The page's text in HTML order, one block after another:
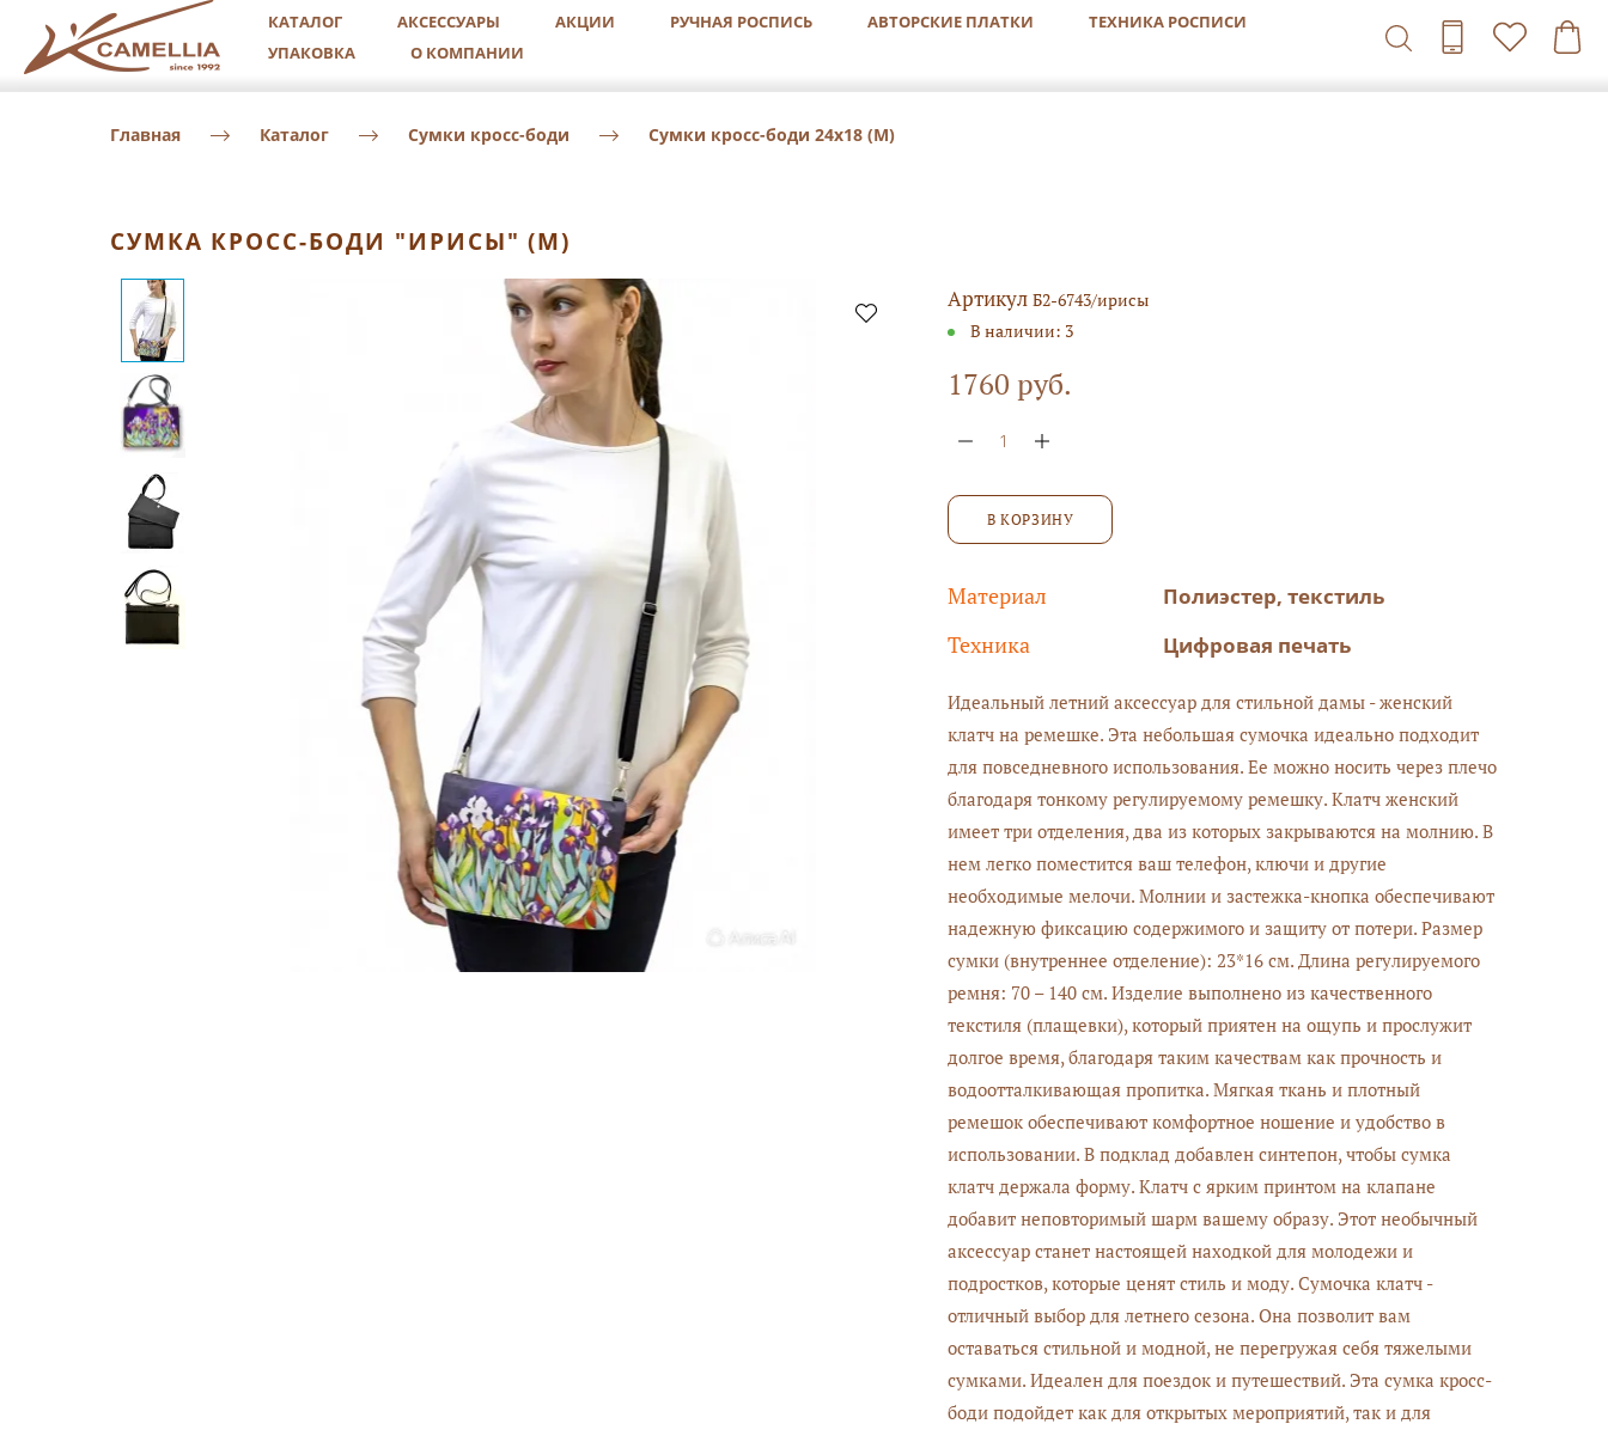
КАТАЛОГ АКСЕССУАРЫ АКЦИИ РУЧНАЯ РОСПИСЬ АВТОРСКИЕ ПЛАТКИ
ТЕХНИКА РОСПИСИ
УПАКОВКА
О КОМПАНИИ
Главная Каталог Сумки кросс-боди Сумки кросс-боди 24х18 (М)
СУМКА КРОСС-БОДИ "ИРИСЫ" (М)
Артикул Б2-6743/ирисы
В наличии: 3
1760 руб.
В КОРЗИНУ
Материал Полиэстер, текстиль
Техника Цифровая печать
Идеальный летний аксессуар для стильной дамы - женский
клатч на ремешке. Эта небольшая сумочка идеально подходит
для повседневного использования. Ее можно носить через плечо
благодаря тонкому регулируемому ремешку. Клатч женский
имеет три отделения, два из которых закрываются на молнию. В
нем легко поместится ваш телефон, ключи и другие
необходимые мелочи. Молнии и застежка-кнопка обеспечивают
надежную фиксацию содержимого и защиту от потери. Размер
сумки (внутреннее отделение): 23*16 см. Длина регулируемого
ремня: 70 – 140 см. Изделие выполнено из качественного
текстиля (плащевки), который приятен на ощупь и прослужит
долгое время, благодаря таким качествам как прочность и
водоотталкивающая пропитка. Мягкая ткань и плотный
ремешок обеспечивают комфортное ношение и удобство в
использовании. В подклад добавлен синтепон, чтобы сумка
клатч держала форму. Клатч с ярким принтом на клапане
добавит неповторимый шарм вашему образу. Этот необычный
аксессуар станет настоящей находкой для молодежи и
подростков, которые ценят стиль и моду. Сумочка клатч -
отличный выбор для летнего сезона. Она позволит вам
оставаться стильной и модной, не перегружая себя тяжелыми
сумками. Идеален для поездок и путешествий. Эта сумка кросс-
боди подойдет как для открытых мероприятий, так и для